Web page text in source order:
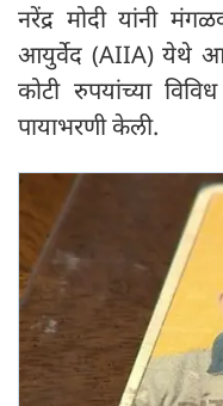
नरेंद्र मोदी यांनी
आयुर्वेद (AIIA) येथे
कोटी रुपयांच्या
पायाभरणी केली.